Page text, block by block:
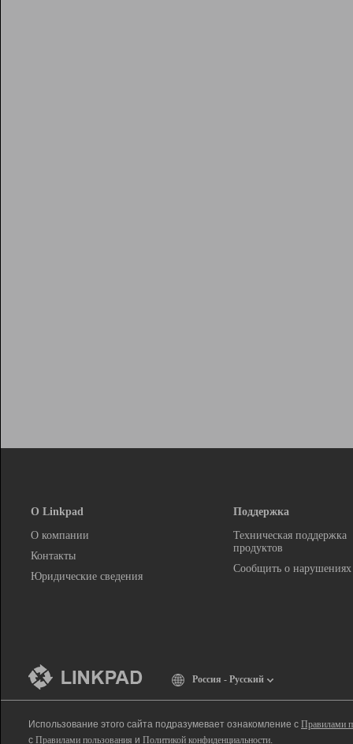
О Linkpad
О компании
Контакты
Юридические сведения
Поддержка
Техническая поддержка
продуктов
Сообщить о нарушениях
Россия - Русский
Использование этого сайта подразумевает ознакомление с Правилами
с Правилами пользования и Политикой конфиденциальности.